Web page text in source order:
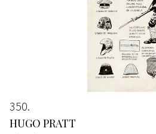
350
HUGO PRATT